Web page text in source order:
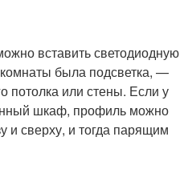
вставить светодиодную
была подсветка, —
потолка или стены. Если у
шкаф, профиль можно
и сверху, и тогда парящим